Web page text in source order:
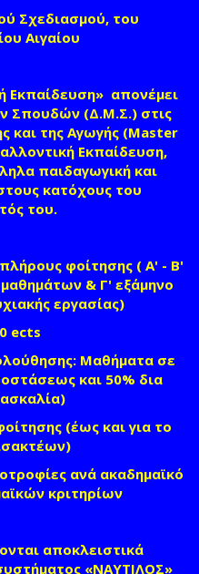
Σχεδιασμού, του
Αιγαίου
Εκπαίδευση»απονέμει
Σπουδών (Δ.Μ.Σ.) στις
και της Αγωγής (Master
Εκπαίδευση,
παιδαγωγική και
κατόχους του
του.
φοίτησης ( Α' - Β'
& Γ' εξάμηνο
εργασίας)
ects
Μαθήματα σε
και 50% δια
(έως και για το
ανά ακαδημαϊκό
κριτηρίων
αποκλειστικά
«ΝΑΥΤΙΛΟΣ»